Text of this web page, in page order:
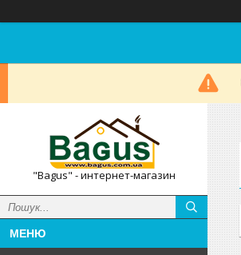
"Bagus" - интернет-магазин